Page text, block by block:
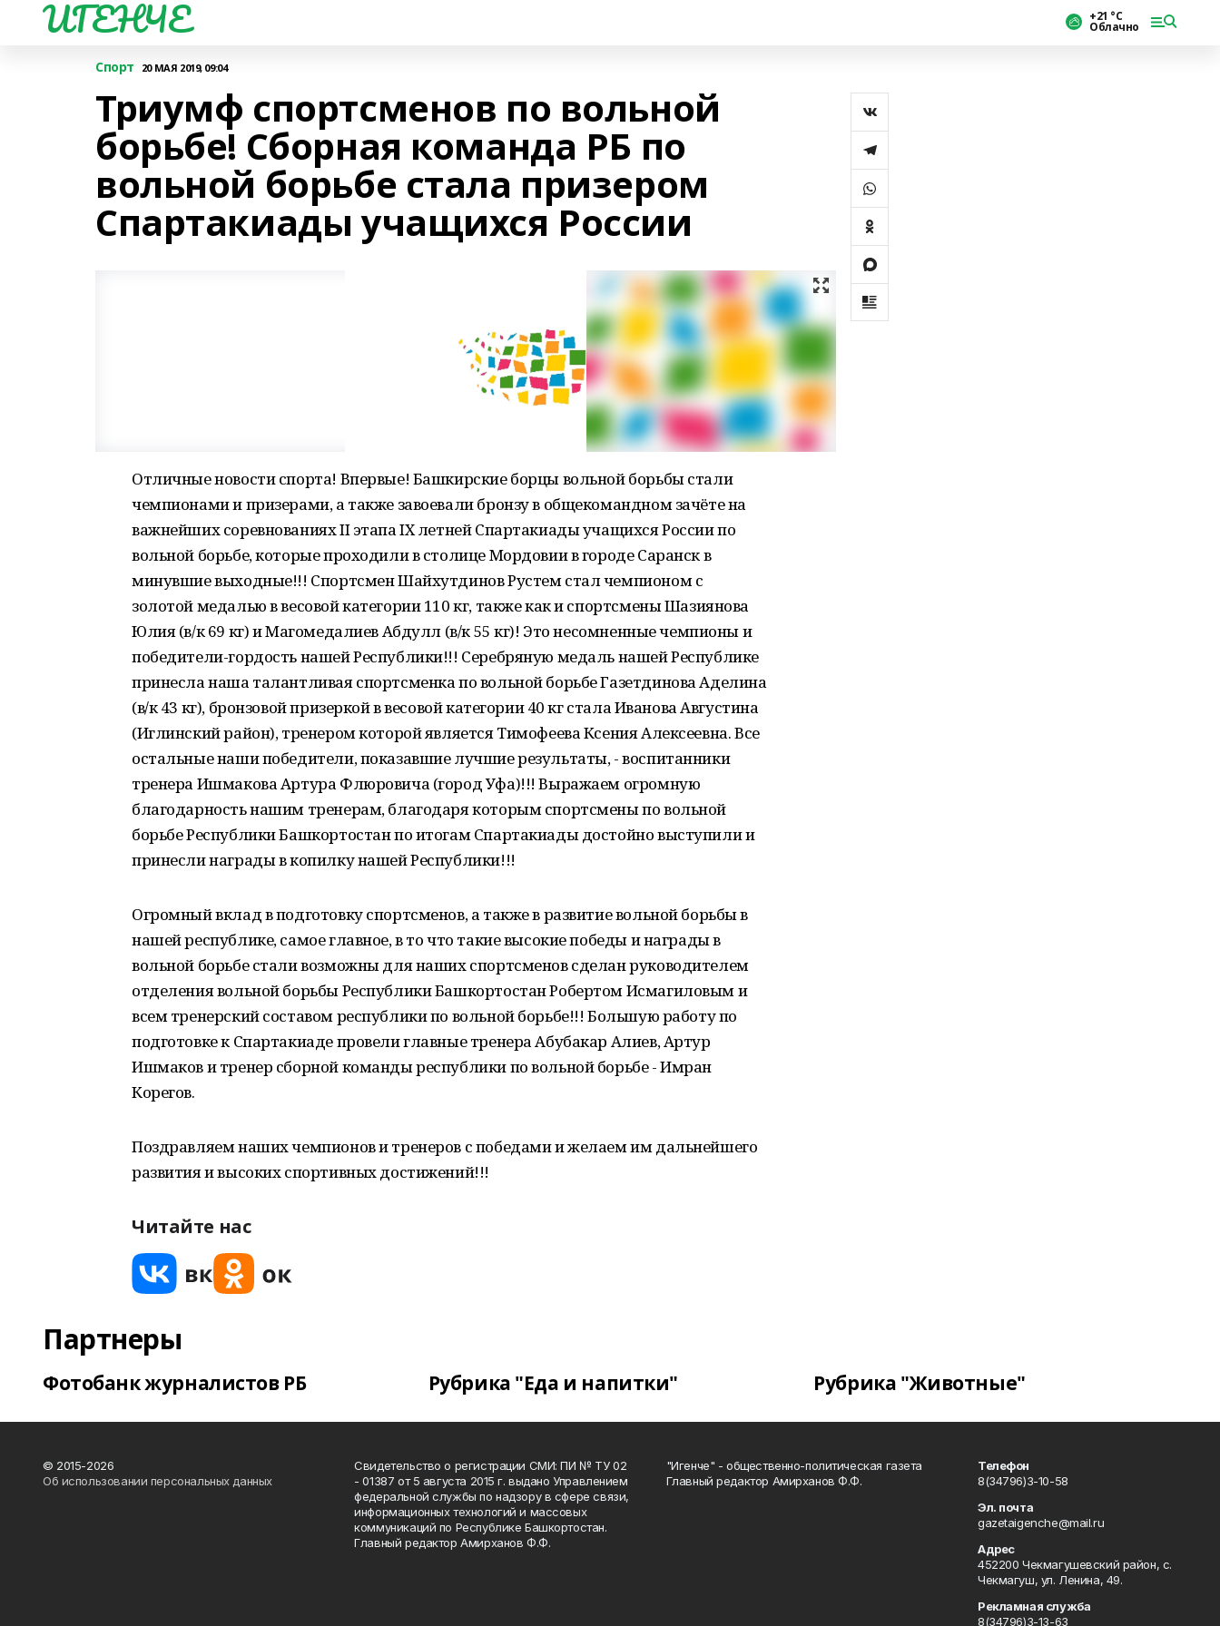
ИГЕНЧЕ +21 °С
Облачно
Спорт 20 МАЯ 2019, 09:04
Триумф спортсменов по вольной
борьбе! Сборная команда РБ по
вольной борьбе стала призером
Спартакиады учащихся России
Отличные новости спорта! Впервые! Башкирские борцы вольной борьбы стали
чемпионами и призерами, а также завоевали бронзу в общекомандном зачёте на
важнейших соревнованиях II этапа IX летней Спартакиады учащихся России по
вольной борьбе, которые проходили в столице Мордовии в городе Саранск в
минувшие выходные!!! Спортсмен Шайхутдинов Рустем стал чемпионом с
золотой медалью в весовой категории 110 кг, также как и спортсмены Шазиянова
Юлия (в/к 69 кг) и Магомедалиев Абдулл (в/к 55 кг)! Это несомненные чемпионы и
победители-гордость нашей Республики!!! Серебряную медаль нашей Республике
принесла наша талантливая спортсменка по вольной борьбе Газетдинова Аделина
(в/к 43 кг), бронзовой призеркой в весовой категории 40 кг стала Иванова Августина
(Иглинский район), тренером которой является Тимофеева Ксения Алексеевна. Все
остальные наши победители, показавшие лучшие результаты, - воспитанники
тренера Ишмакова Артура Флюровича (город Уфа)!!! Выражаем огромную
благодарность нашим тренерам, благодаря которым спортсмены по вольной
борьбе Республики Башкортостан по итогам Спартакиады достойно выступили и
принесли награды в копилку нашей Республики!!!
Огромный вклад в подготовку спортсменов, а также в развитие вольной борьбы в
нашей республике, самое главное, в то что такие высокие победы и награды в
вольной борьбе стали возможны для наших спортсменов сделан руководителем
отделения вольной борьбы Республики Башкортостан Робертом Исмагиловым и
всем тренерский составом республики по вольной борьбе!!! Большую работу по
подготовке к Спартакиаде провели главные тренера Абубакар Алиев, Артур
Ишмаков и тренер сборной команды республики по вольной борьбе - Имран
Корегов.
Поздравляем наших чемпионов и тренеров с победами и желаем им дальнейшего
развития и высоких спортивных достижений!!!
Читайте нас
Партнеры
Фотобанк журналистов РБ Рубрика "Еда и напитки" Рубрика "Животные"
© 2015-2026
Об использовании персональных данных
Свидетельство о регистрации СМИ: ПИ № ТУ 02
- 01387 от 5 августа 2015 г. выдано Управлением
федеральной службы по надзору в сфере связи,
информационных технологий и массовых
коммуникаций по Республике Башкортостан.
Главный редактор Амирханов Ф.Ф.
"Игенче" - общественно-политическая газета
Главный редактор Амирханов Ф.Ф.
Телефон
8(34796)3-10-58
Эл. почта
gazetaigenche@mail.ru
Адрес
452200 Чекмагушевский район, с.
Чекмагуш, ул. Ленина, 49.
Рекламная служба
8(34796)3-13-63